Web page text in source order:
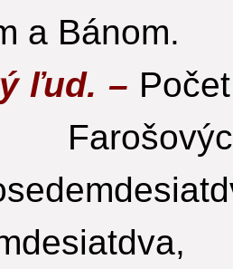
a Bánom.
ľud. –